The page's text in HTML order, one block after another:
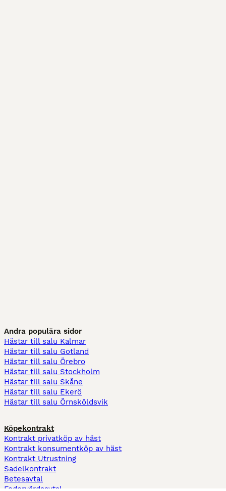
Andra populära sidor
Hästar till salu Kalmar
Hästar till salu Gotland
Hästar till salu Örebro
Hästar till salu Stockholm
Hästar till salu Skåne
Hästar till salu Ekerö
Hästar till salu Örnsköldsvik
Köpekontrakt
Kontrakt privatköp av häst
Kontrakt konsumentköp av häst
Kontrakt Utrustning
Sadelkontrakt
Betesavtal
Fodervärdsavtal